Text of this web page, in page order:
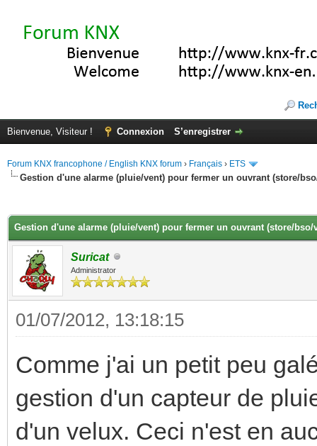
Bienvenue, Visiteur ! Connexion S’enregistrer
Forum KNX francophone / English KNX forum › Français › ETS
Gestion d'une alarme (pluie/vent) pour fermer un ouvrant (store/
Gestion d'une alarme (pluie/vent) pour fermer un ouvrant (store/bso/
Suricat
Administrator
01/07/2012, 13:18:15
Comme j'ai un petit peu
gestion d'un capteur de
d'un velux. Ceci n'est en